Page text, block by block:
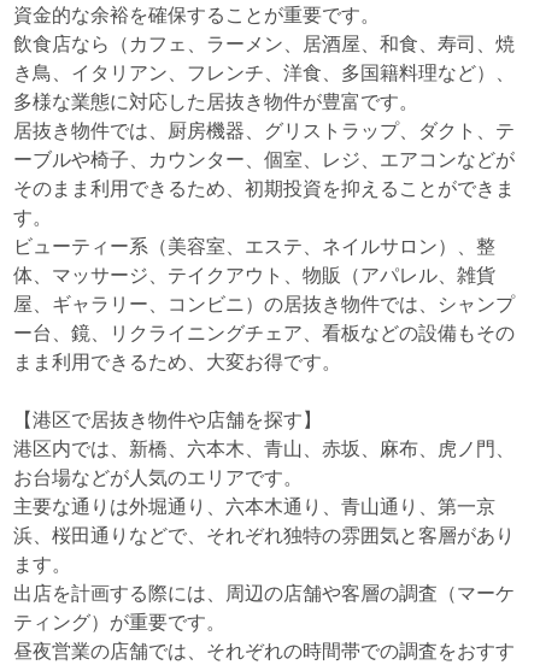
資金的な余裕を確保することが重要です。
飲食店なら（カフェ、ラーメン、居酒屋、和食、寿司、焼
き鳥、イタリアン、フレンチ、洋食、多国籍料理など）、
多様な業態に対応した居抜き物件が豊富です。
居抜き物件では、厨房機器、グリストラップ、ダクト、テ
ーブルや椅子、カウンター、個室、レジ、エアコンなどが
そのまま利用できるため、初期投資を抑えることができま
す。
ビューティー系（美容室、エステ、ネイルサロン）、整
体、マッサージ、テイクアウト、物販（アパレル、雑貨
屋、ギャラリー、コンビニ）の居抜き物件では、シャンプ
ー台、鏡、リクライニングチェア、看板などの設備もその
まま利用できるため、大変お得です。
【港区で居抜き物件や店舗を探す】
港区内では、新橋、六本木、青山、赤坂、麻布、虎ノ門、
お台場などが人気のエリアです。
主要な通りは外堀通り、六本木通り、青山通り、第一京
浜、桜田通りなどで、それぞれ独特の雰囲気と客層があり
ます。
出店を計画する際には、周辺の店舗や客層の調査（マーケ
ティング）が重要です。
昼夜営業の店舗では、それぞれの時間帯での調査をおすす